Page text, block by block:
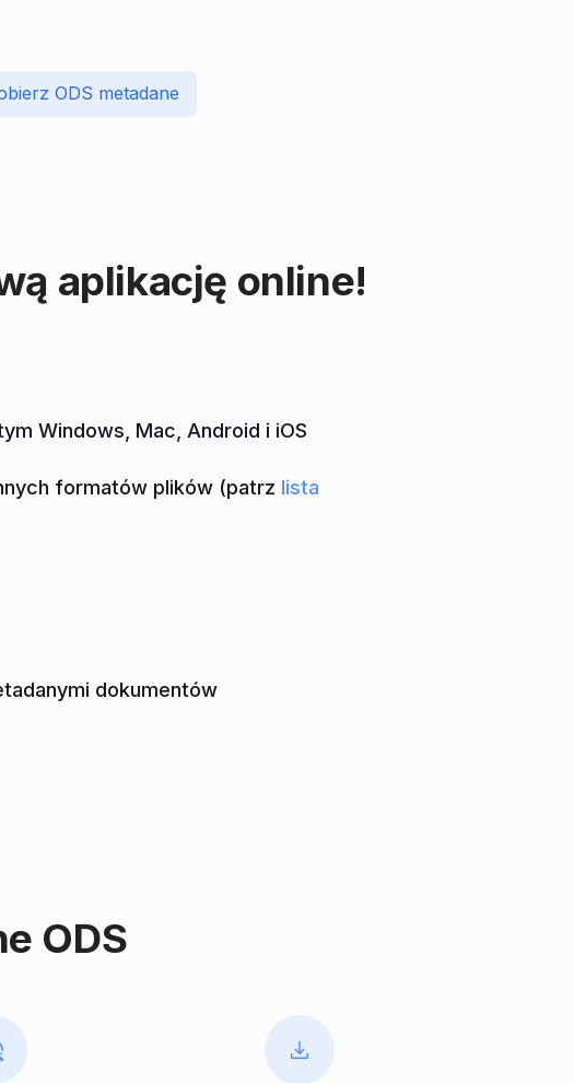
ODS metadane
aplikację online!
Windows, Mac, Android i iOS
formatów plików (patrz lista
dokumentów
ODS